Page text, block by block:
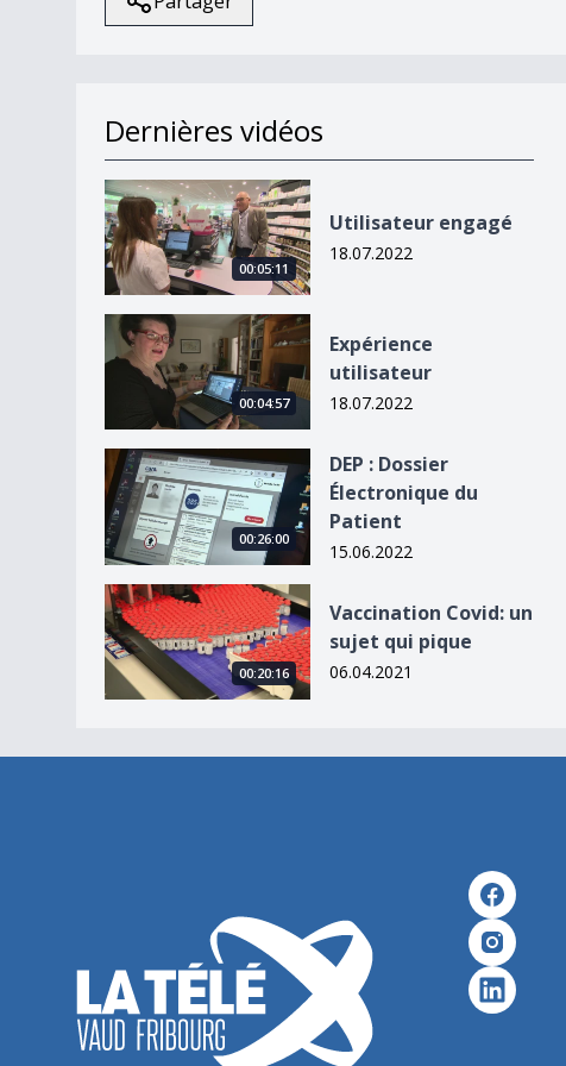
Dernières vidéos
Utilisateur engagé
00:05:11
Utilisateur engagé
18.07.2022
Expérience utilisateur
00:04:57
Expérience
utilisateur
18.07.2022
DEP : Dossier Électronique du Patient
00:26:00
DEP : Dossier
Électronique du
Patient
15.06.2022
Vaccination Covid: un sujet qui pique
00:20:16
Vaccination Covid: un
sujet qui pique
06.04.2021